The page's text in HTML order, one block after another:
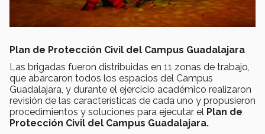
Plan de Protección Civil del Campus Guadalajara
Las brigadas fueron distribuidas en 11 zonas de trabajo,
que abarcaron todos los espacios del Campus
Guadalajara, y durante el ejercicio académico realizaron
revisión de las características de cada uno y propusieron
procedimientos y soluciones para ejecutar el Plan de
Protección Civil del Campus Guadalajara.